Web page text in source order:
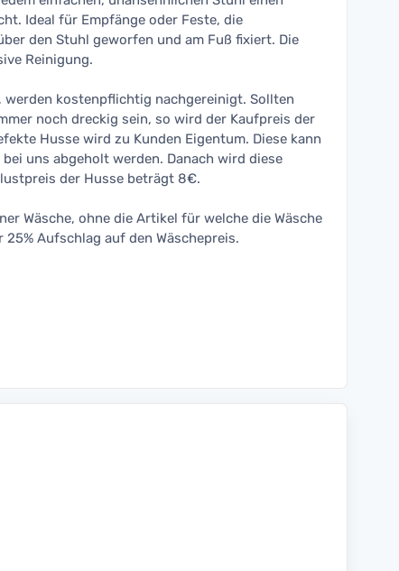
Ideal für Empfänge oder Feste, die
den Stuhl geworfen und am Fuß fixiert. Die
Reinigung.
kostenpflichtig nachgereinigt. Sollten
noch dreckig sein, so wird der Kaufpreis der
Husse wird zu Kunden Eigentum. Diese kann
uns abgeholt werden. Danach wird diese
der Husse beträgt 8€.
Wäsche, ohne die Artikel für welche die Wäsche
Aufschlag auf den Wäschepreis.